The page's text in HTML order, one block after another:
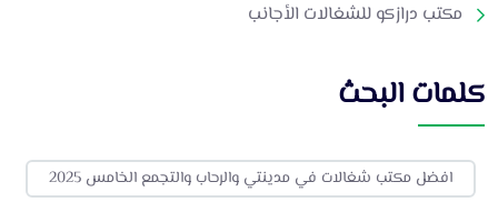
مكتب درازكو للشغالات الأجانب
كلمات البحث
افضل مكتب شغالات في مدينتي والرحاب والتجمع الخامس 2025